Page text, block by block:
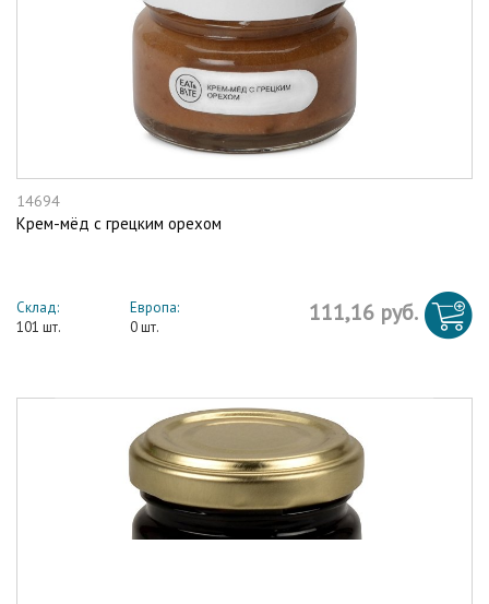
14694
Крем-мёд с грецким орехом
Склад:
101 шт.
Европа:
0 шт.
111,16 руб.